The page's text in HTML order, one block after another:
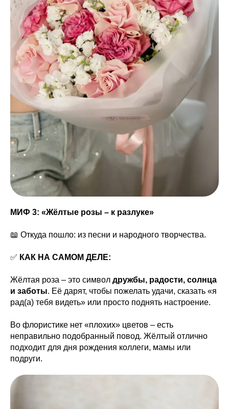
МИФ 3: «Жёлтые розы – к разлуке»
📖 Откуда пошло: из песни и народного творчества.
✅ КАК НА САМОМ ДЕЛЕ:
Жёлтая роза – это символ дружбы, радости, солнца
и заботы. Её дарят, чтобы пожелать удачи, сказать «я
рад(а) тебя видеть» или просто поднять настроение.
Во флористике нет «плохих» цветов – есть
неправильно подобранный повод. Жёлтый отлично
подходит для дня рождения коллеги, мамы или
подруги.